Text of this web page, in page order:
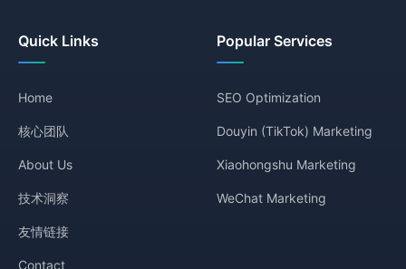
Quick Links
Home
核心团队
About Us
技术洞察
友情链接
Contact
Popular Services
SEO Optimization
Douyin (TikTok) Marketing
Xiaohongshu Marketing
WeChat Marketing